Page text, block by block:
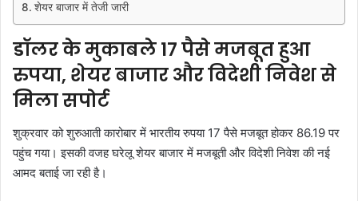
शेयर बाजार में तेजी जारी
डॉलर के मुकाबले 17 पैसे मजबूत हुआ
रुपया, शेयर बाजार और विदेशी निवेश से
मिला सपोर्ट
शुक्रवार को शुरुआती कारोबार में भारतीय रुपया 17 पैसे मजबूत होकर 86.19 पर
पहुंच गया। इसकी वजह घरेलू शेयर बाजार में मजबूती और विदेशी निवेश की नई
आमद बताई जा रही है।